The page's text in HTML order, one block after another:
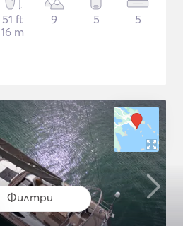
Филтри
51 ft
16 m
9 5 5